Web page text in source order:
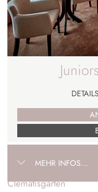
MEHR INFOS...
Clematisgarten